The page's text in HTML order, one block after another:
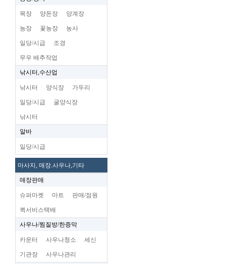
목장 양돈장 양계장
농장 꽃농장 농사
일당/시급 조경
무우 배추작업
낚시터,수산업
낚시터 양식장 가두리
일당/시급 굴양식장
낚시터
알바
일당/시급
마사지, 매장.사우나,기타
매장판매
슈퍼마켓 마트 판매/점원
퀵서비스택배
사우나/찜질방/한증막
카운터 사우나청소 세신
기관장 사우나관리